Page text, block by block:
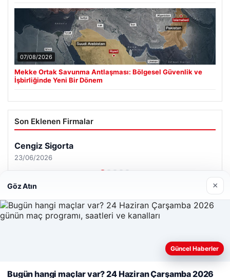
07/08/2026
Mekke Ortak Savunma Antlaşması: Bölgesel Güvenlik ve
İşbirliğinde Yeni Bir Dönem
Son Eklenen Firmalar
Cengiz Sigorta
23/06/2026
Web sitemizi nasıl kullandığınızı daha iyi anlayabilmek,
kullanıyoruz.
Çerez Politikamız
Göz Atın ×
Güncel Haberler
Bugün hangi maçlar var? 24 Haziran Çarşamba 2026
lemagrup.com.tr
escortescort
escort
escort
escort